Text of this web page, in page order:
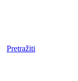
Pretražiti